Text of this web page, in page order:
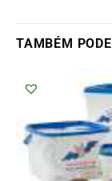
TAMBÉM